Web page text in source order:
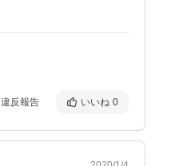
違反報告 いいね 0